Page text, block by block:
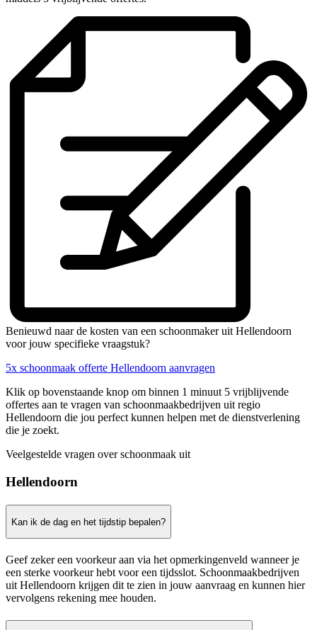
Benieuwd naar de kosten van een schoonmaker uit Hellendoorn
voor jouw specifieke vraagstuk?
5x schoonmaak offerte Hellendoorn aanvragen
Klik op bovenstaande knop om binnen 1 minuut 5 vrijblijvende
offertes aan te vragen van schoonmaakbedrijven uit regio
Hellendoorn die jou perfect kunnen helpen met de dienstverlening
die je zoekt.
Veelgestelde vragen over schoonmaak uit
Hellendoorn
Kan ik de dag en het tijdstip bepalen?
Geef zeker een voorkeur aan via het opmerkingenveld wanneer je
een sterke voorkeur hebt voor een tijdsslot. Schoonmaakbedrijven
uit Hellendoorn krijgen dit te zien in jouw aanvraag en kunnen hier
vervolgens rekening mee houden.